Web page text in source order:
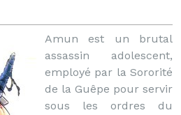
Amun est un brutal
assassin adolescent,
employé par la Sororité
de la Guêpe pour servir
sous les ordres du